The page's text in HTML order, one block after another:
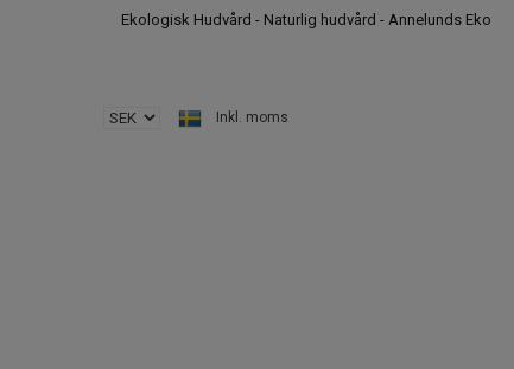
Ekologisk Hudvård - Naturlig hudvård - Annelunds Eko
Inkl. moms